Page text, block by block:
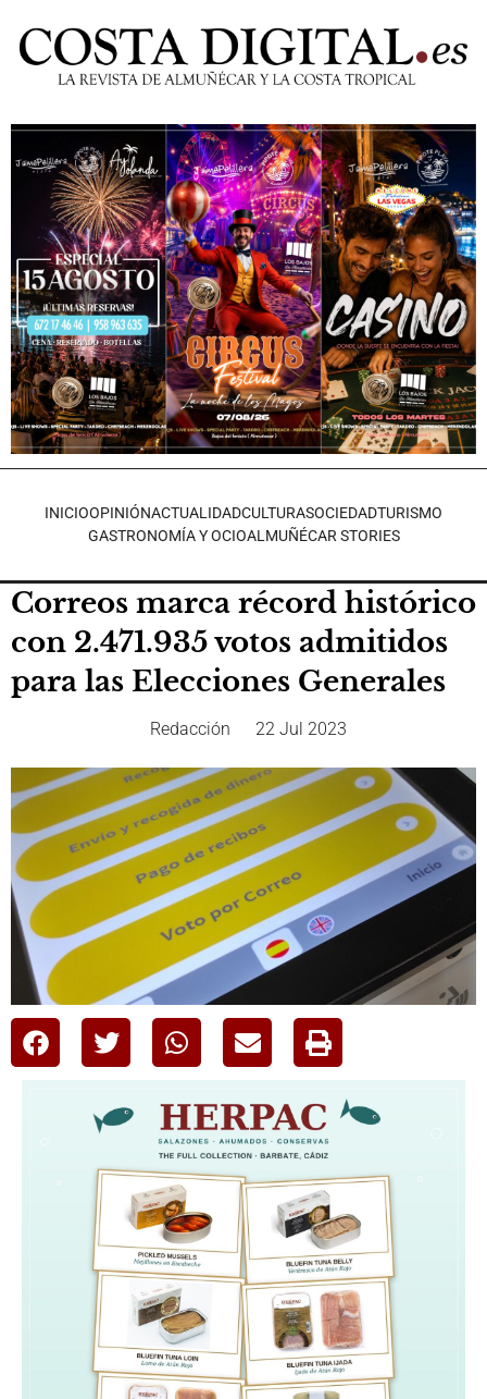
INICIOOPINIÓNACTUALIDADCULTURASOCIEDADTURISMO
GASTRONOMÍA Y OCIOALMUÑÉCAR STORIES
Correos marca récord histórico
con 2.471.935 votos admitidos
para las Elecciones Generales
Redacción 22 Jul 2023